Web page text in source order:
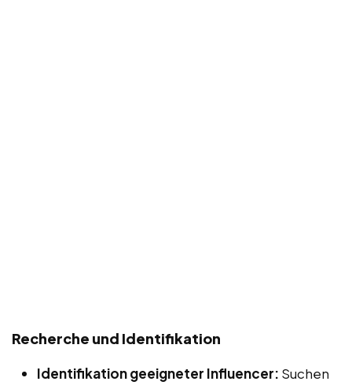
Recherche und Identifikation
Identifikation geeigneter Influencer: Suchen